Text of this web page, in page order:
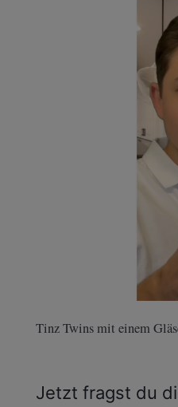
Tinz Twins mit einem
Jetzt fragst du